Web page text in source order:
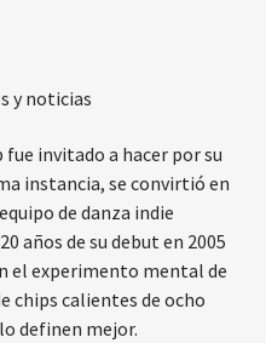
y noticias
invitado a hacer por su
instancia, se convirtió en
de danza indie
años de su debut en 2005
el experimento mental de
chips calientes de ocho
definen mejor.